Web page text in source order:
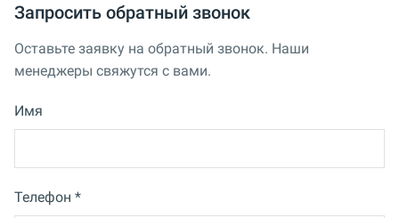
Запросить обратный звонок
Оставьте заявку на обратный звонок. Наши
менеджеры свяжутся с вами.
Имя
Телефон *